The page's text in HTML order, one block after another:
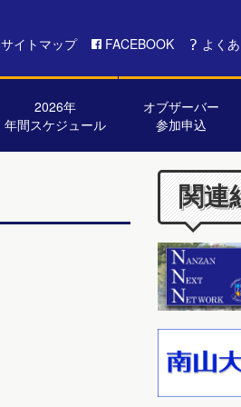
サイトマップ FACEBOOK よく
2026年
年間スケジュール
オブザーバー
参加申込
関連